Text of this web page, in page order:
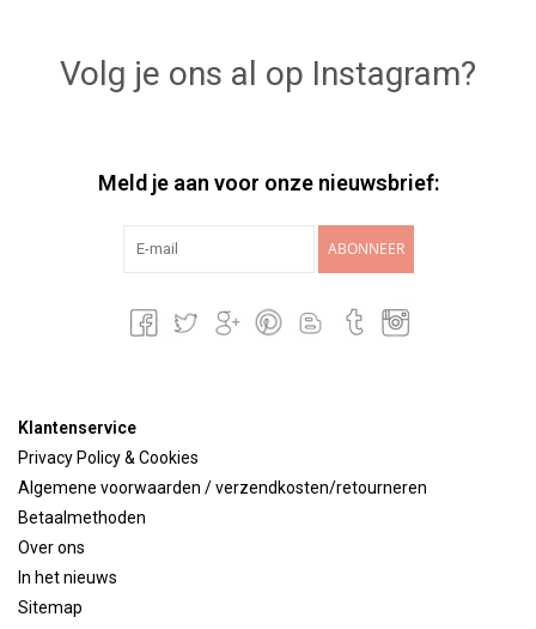
Volg je ons al op Instagram?
Meld je aan voor onze nieuwsbrief:
ABONNEER
Klantenservice
Privacy Policy & Cookies
Algemene voorwaarden / verzendkosten/retourneren
Betaalmethoden
Over ons
In het nieuws
Sitemap